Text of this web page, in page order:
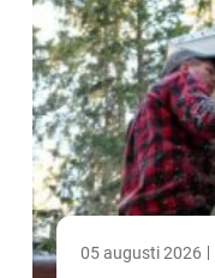
05 augusti 2026